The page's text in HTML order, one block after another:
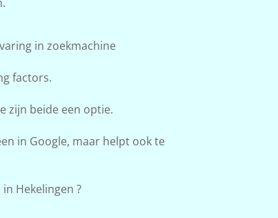
in zoekmachine
factors.
zijn beide een optie.
in Google, maar helpt ook te
Hekelingen ?